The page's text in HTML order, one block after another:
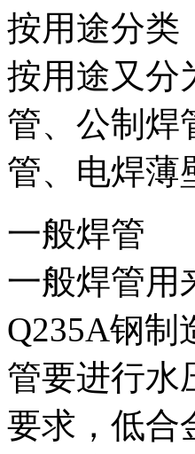
按用途分类
按用途又分
管、公制焊
管、电焊薄
一般焊管
一般焊管用
Q235A钢制
管要进行水
要求，低合